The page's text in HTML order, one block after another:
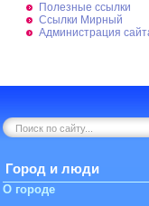
Полезные ссылки
Ссылки Мирный
Администрация
Город и люди
О городе